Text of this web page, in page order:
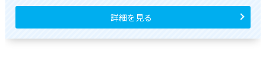
詳細を見る